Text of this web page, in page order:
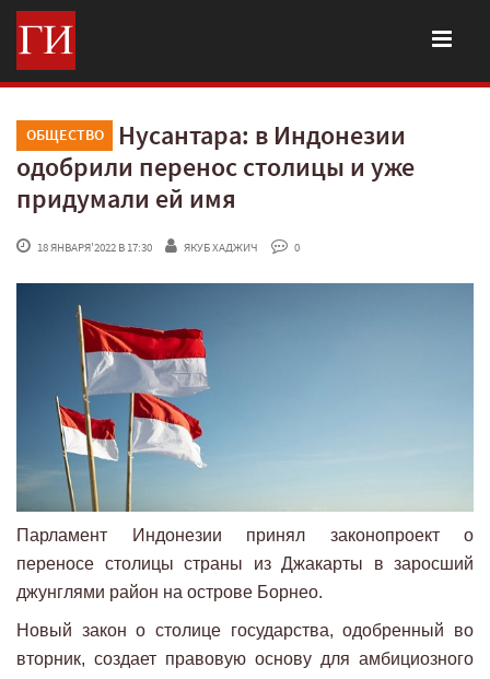
ОБЩЕСТВО
Нусантара: в Индонезии
одобрили перенос столицы и уже
придумали ей имя
18 ЯНВАРЯ'2022 В 17:30 ЯКУБ ХАДЖИЧ 0
Парламент Индонезии принял законопроект о
переносе столицы страны из Джакарты в заросший
джунглями район на острове Борнео.
Новый закон о столице государства, одобренный во
вторник, создает правовую основу для амбициозного